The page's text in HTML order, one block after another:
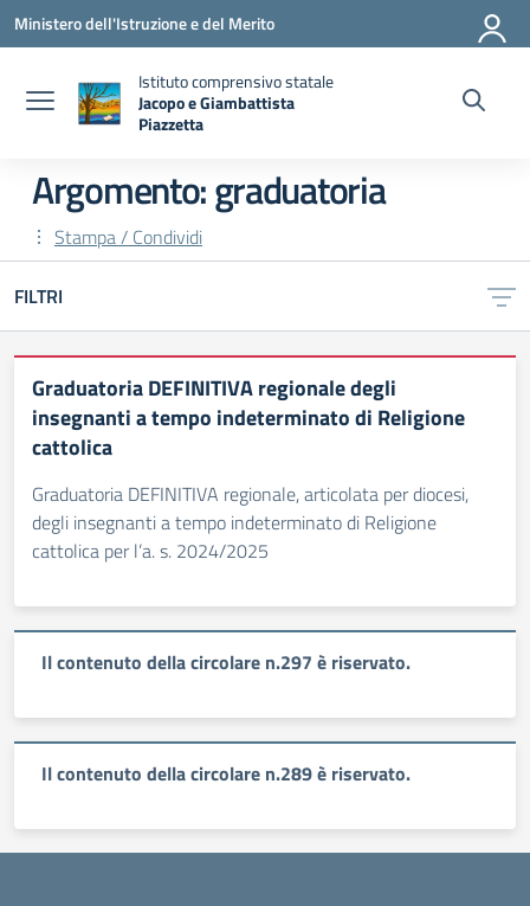
Vai ai contenuti
Vai al menu di navigazione
Vai al footer
Ministero dell'Istruzione e del Merito
Istituto comprensivo statale
Jacopo e Giambattista
Piazzetta
Argomento: graduatoria
Stampa / Condividi
FILTRI
Graduatoria DEFINITIVA regionale degli
insegnanti a tempo indeterminato di Religione
cattolica
Graduatoria DEFINITIVA regionale, articolata per diocesi,
degli insegnanti a tempo indeterminato di Religione
cattolica per l’a. s. 2024/2025
Il contenuto della circolare n.297 è riservato.
Il contenuto della circolare n.289 è riservato.